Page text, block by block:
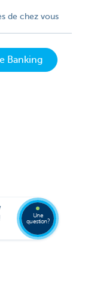
de chez vous
Banking
Une
question?